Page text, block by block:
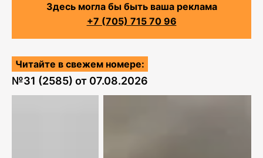
Здесь могла бы быть ваша реклама
+7 (705) 715 70 96
Читайте в свежем номере:
№31 (2585) от 07.08.2026